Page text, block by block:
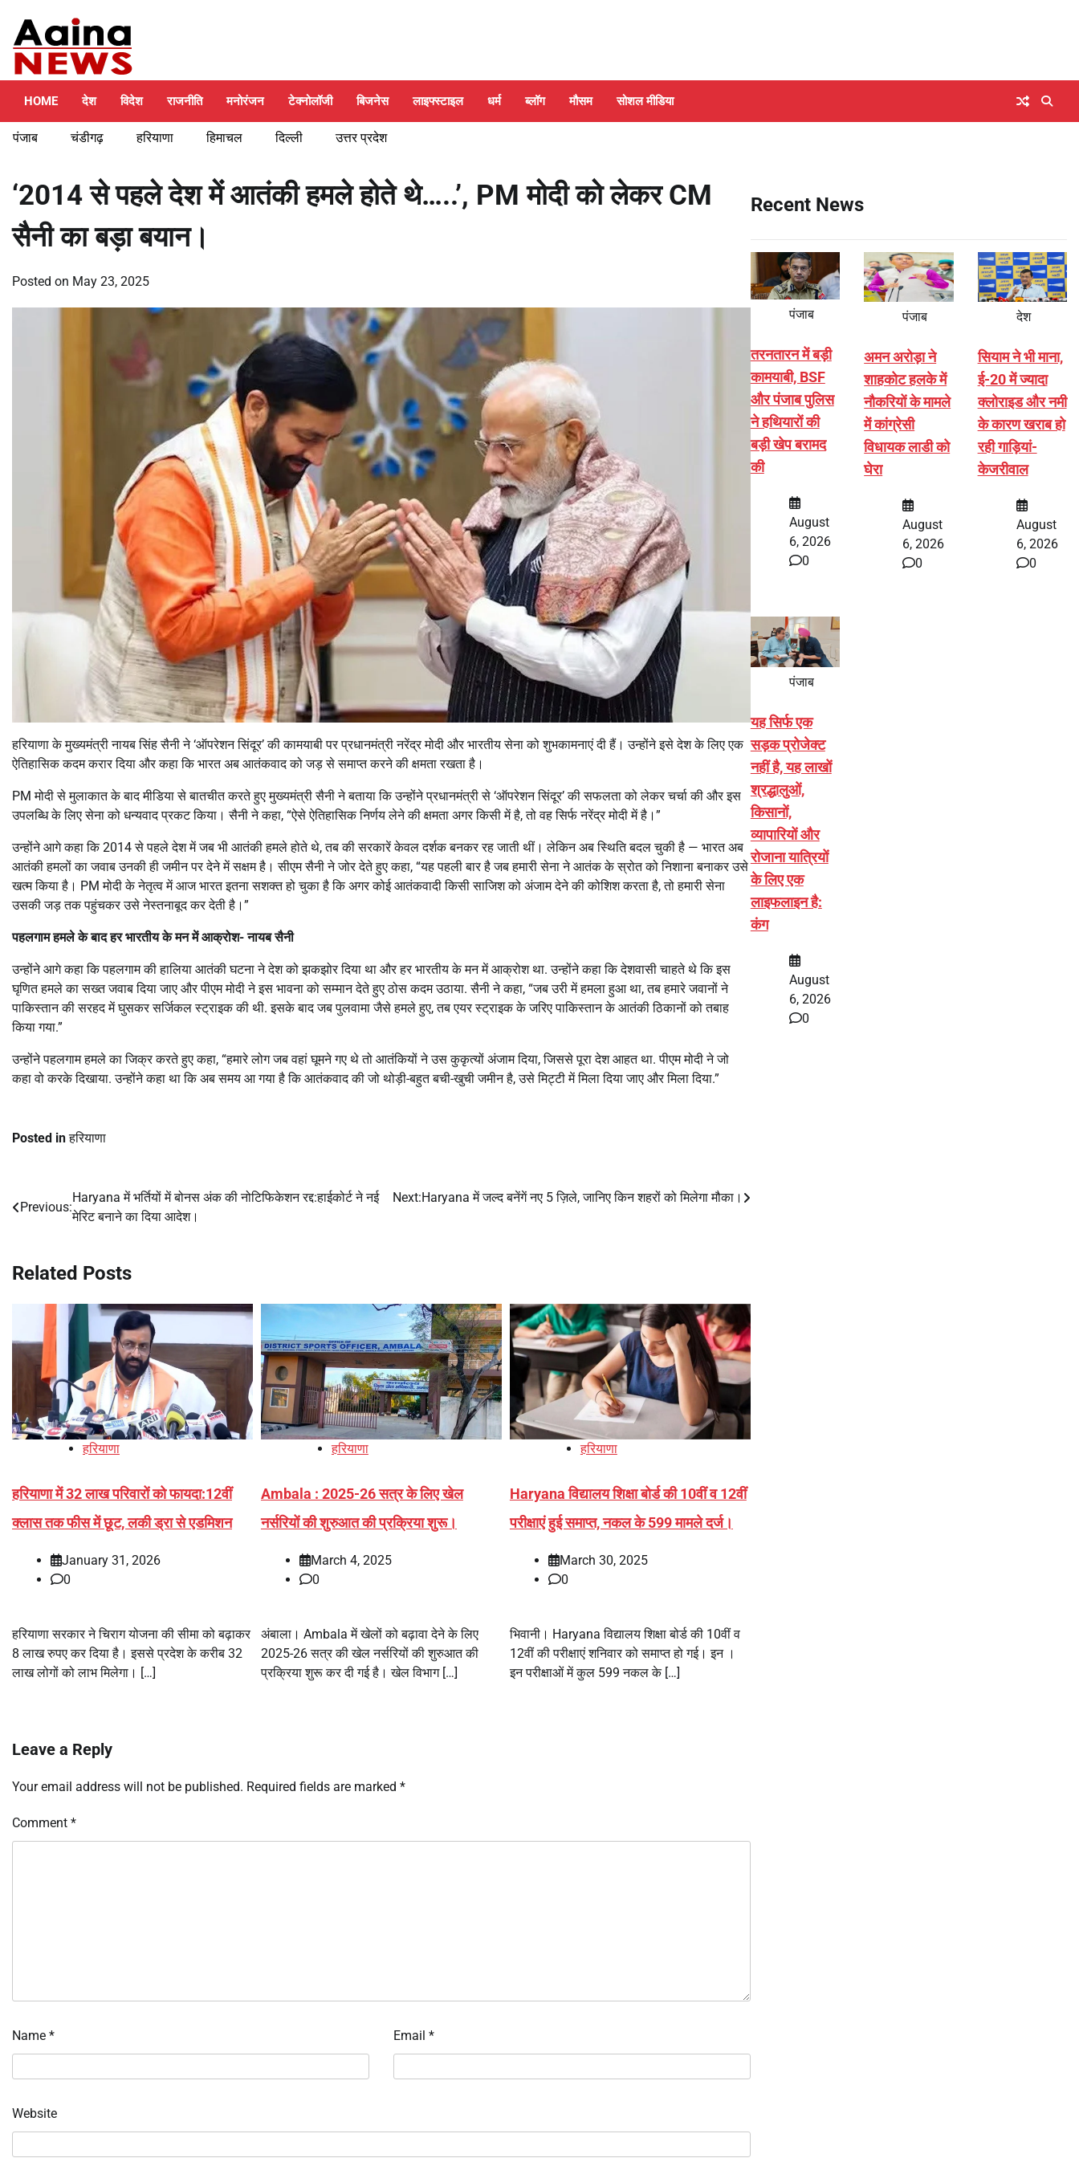
content
HOME देश विदेश राजनीति मनोरंजन टेक्नोलॉजी बिजनेस लाइफ्स्टाइल धर्म ब्लॉग मौसम सोशल मीडिया
पंजाब चंडीगढ़ हरियाणा हिमाचल दिल्ली उत्तर प्रदेश
‘2014 से पहले देश में आतंकी हमले होते थे…..’, PM मोदी को लेकर CM
सैनी का बड़ा बयान।
Posted on May 23, 2025
हरियाणा के मुख्यमंत्री नायब सिंह सैनी ने ‘ऑपरेशन सिंदूर’ की कामयाबी पर प्रधानमंत्री नरेंद्र मोदी और भारतीय सेना को शुभकामनाएं दी हैं। उन्होंने इसे देश के लिए एक
ऐतिहासिक कदम करार दिया और कहा कि भारत अब आतंकवाद को जड़ से समाप्त करने की क्षमता रखता है।
PM मोदी से मुलाकात के बाद मीडिया से बातचीत करते हुए मुख्यमंत्री सैनी ने बताया कि उन्होंने प्रधानमंत्री से ‘ऑपरेशन सिंदूर’ की सफलता को लेकर चर्चा की और इस
उपलब्धि के लिए सेना को धन्यवाद प्रकट किया। सैनी ने कहा, “ऐसे ऐतिहासिक निर्णय लेने की क्षमता अगर किसी में है, तो वह सिर्फ नरेंद्र मोदी में है।”
उन्होंने आगे कहा कि 2014 से पहले देश में जब भी आतंकी हमले होते थे, तब की सरकारें केवल दर्शक बनकर रह जाती थीं। लेकिन अब स्थिति बदल चुकी है — भारत अब
आतंकी हमलों का जवाब उनकी ही जमीन पर देने में सक्षम है। सीएम सैनी ने जोर देते हुए कहा, “यह पहली बार है जब हमारी सेना ने आतंक के स्रोत को निशाना बनाकर उसे
खत्म किया है। PM मोदी के नेतृत्व में आज भारत इतना सशक्त हो चुका है कि अगर कोई आतंकवादी किसी साजिश को अंजाम देने की कोशिश करता है, तो हमारी सेना
उसकी जड़ तक पहुंचकर उसे नेस्तनाबूद कर देती है।”
पहलगाम हमले के बाद हर भारतीय के मन में आक्रोश- नायब सैनी
उन्होंने आगे कहा कि पहलगाम की हालिया आतंकी घटना ने देश को झकझोर दिया था और हर भारतीय के मन में आक्रोश था. उन्होंने कहा कि देशवासी चाहते थे कि इस
घृणित हमले का सख्त जवाब दिया जाए और पीएम मोदी ने इस भावना को सम्मान देते हुए ठोस कदम उठाया. सैनी ने कहा, “जब उरी में हमला हुआ था, तब हमारे जवानों ने
पाकिस्तान की सरहद में घुसकर सर्जिकल स्ट्राइक की थी. इसके बाद जब पुलवामा जैसे हमले हुए, तब एयर स्ट्राइक के जरिए पाकिस्तान के आतंकी ठिकानों को तबाह
किया गया.”
उन्होंने पहलगाम हमले का जिक्र करते हुए कहा, “हमारे लोग जब वहां घूमने गए थे तो आतंकियों ने उस कुकृत्यों अंजाम दिया, जिससे पूरा देश आहत था. पीएम मोदी ने जो
कहा वो करके दिखाया. उन्होंने कहा था कि अब समय आ गया है कि आतंकवाद की जो थोड़ी-बहुत बची-खुची जमीन है, उसे मिट्टी में मिला दिया जाए और मिला दिया.”
Posted inहरियाणा
Post
Previous:
Haryana में भर्तियों में बोनस अंक की नोटिफिकेशन रद्द:हाईकोर्ट ने नई
मेरिट बनाने का दिया आदेश।
Next:Haryana में जल्द बनेंगें नए 5 ज़िले, जानिए किन शहरों को मिलेगा मौका।
Related Posts
हरियाणा
हरियाणा में 32 लाख परिवारों को फायदा:12वीं
क्लास तक फीस में छूट, लकी ड्रा से एडमिशन
January 31, 2026
0
हरियाणा सरकार ने चिराग योजना की सीमा को बढ़ाकर
8 लाख रुपए कर दिया है। इससे प्रदेश के करीब 32
लाख लोगों को लाभ मिलेगा। […]
हरियाणा
Ambala : 2025-26 सत्र के लिए खेल
नर्सरियों की शुरुआत की प्रक्रिया शुरू।
March 4, 2025
0
अंबाला। Ambala में खेलों को बढ़ावा देने के लिए
2025-26 सत्र की खेल नर्सरियों की शुरुआत की
प्रक्रिया शुरू कर दी गई है। खेल विभाग […]
हरियाणा
Haryana विद्यालय शिक्षा बोर्ड की 10वीं व 12वीं
परीक्षाएं हुई समाप्त, नकल के 599 मामले दर्ज।
March 30, 2025
0
भिवानी। Haryana विद्यालय शिक्षा बोर्ड की 10वीं व
12वीं की परीक्षाएं शनिवार को समाप्त हो गई। इन ।
इन परीक्षाओं में कुल 599 नकल के […]
Leave a Reply
Your email address will not be published. Required fields are marked *
Comment *
Name * Email *
Website
Recent News
पंजाब
तरनतारन में बड़ी
कामयाबी, BSF
और पंजाब पुलिस
ने हथियारों की
बड़ी खेप बरामद
की
August
6, 2026
0
पंजाब
अमन अरोड़ा ने
शाहकोट हलके में
नौकरियों के मामले
में कांग्रेसी
विधायक लाडी को
घेरा
August
6, 2026
0
देश
सियाम ने भी माना,
ई-20 में ज्यादा
क्लोराइड और नमी
के कारण खराब हो
रही गाड़ियां-
केजरीवाल
August
6, 2026
0
पंजाब
यह सिर्फ एक
सड़क प्रोजेक्ट
नहीं है, यह लाखों
श्रद्धालुओं,
किसानों,
व्यापारियों और
रोजाना यात्रियों
के लिए एक
लाइफलाइन है:
कंग
August
6, 2026
0